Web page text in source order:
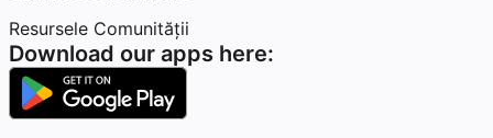
Resursele Comunității
Download our apps here: